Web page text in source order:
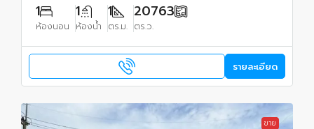
1
ห้องนอน
1
ห้องน้ำ
1
ตร.ม.
20763
ตร.ว.
รายละเอียด
ขาย